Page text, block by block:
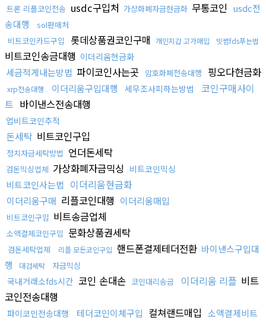
트론 리플코인전송 usdc구입처 가상화폐자금현금화 무통코인 usdc전
송대행
sol판매처
비트코인카드구입
롯데상품권코인구매 개인지갑 고가매입 빗썸fds푸는법
비트코인송금대행 이더리움현금화
세금적게내는방법 파이코인사는곳 암호화폐전송대행 핑오다현금화
xrp전송대행 이더리움구입대행 세무조사피하는방법
코인구매사이
트 바이낸스전송대행
업비트코인추적
돈세탁 비트코인구입
정치자금세탁방법 언더돈세탁
검돈믹싱업체 가상화폐자금믹싱 비트코인믹싱
비트코인사는법 이더리움현금화
이더리움구매 리플코인대행 이더리움매입
비트코인구입 비트송금업체
소액결제코인구입 문화상품권세탁
검돈세탁업체 리플 모든코인구입 핸드폰결제테더전환 바이낸스구입대
행
대검세탁 자금믹싱
국내거래소fds시간 코인 손대손 코인대리송금 이더리움 리플 비트
코인전송대행
파이코인전송대행 테더코인이체구입 컬쳐랜드매입 소액결제비트